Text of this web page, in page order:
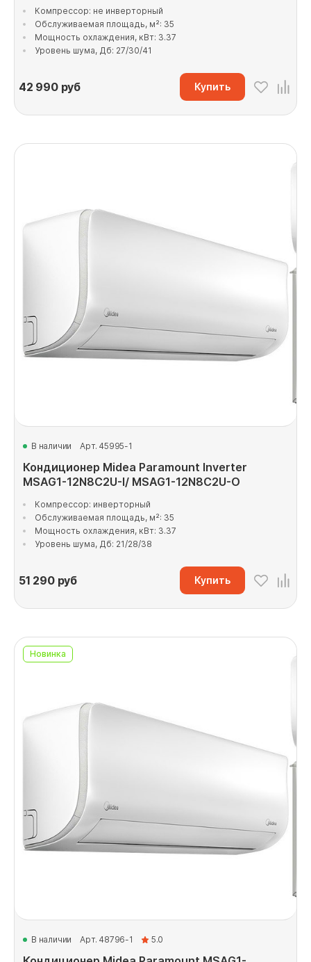
Компрессор: не инверторный
Обслуживаемая площадь, м²: 35
Мощность охлаждения, кВт: 3.37
Уровень шума, Дб: 27/30/41
42 990руб Купить
В наличии Арт. 45995-1
Кондиционер Midea Paramount Inverter
MSAG1-12N8C2U-I/ MSAG1-12N8C2U-O
Компрессор: инверторный
Обслуживаемая площадь, м²: 35
Мощность охлаждения, кВт: 3.37
Уровень шума, Дб: 21/28/38
51 290руб Купить
Новинка
В наличии Арт. 48796-1 5.0